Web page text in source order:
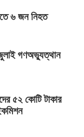
৬ জন নিহত
জুলাই গণঅভ্যুত্থান
৫২ কোটি টাকার